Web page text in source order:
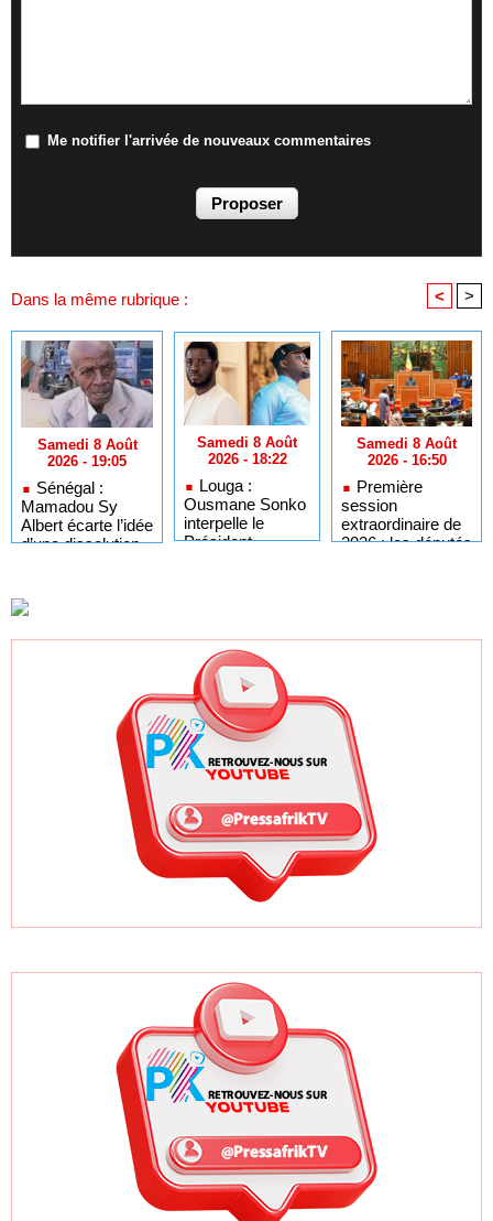
Me notifier l'arrivée de nouveaux commentaires
Dans la même rubrique : < >
Samedi 8 Août
2026 - 19:05
Sénégal :
Mamadou Sy
Albert écarte l’idée
d’une dissolution
Samedi 8 Août
2026 - 18:22
Louga :
Ousmane Sonko
interpelle le
Président
Samedi 8 Août
2026 - 16:50
Première
session
extraordinaire de
2026 : les députés